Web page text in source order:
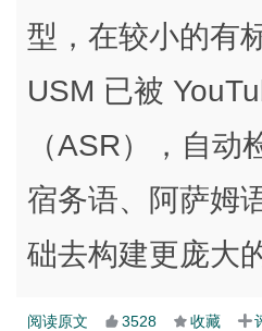
型，在较小的有
USM 已被
（ASR），自
宿务语、阿萨姆
础去构建更庞大
阅读原文 3528 收藏